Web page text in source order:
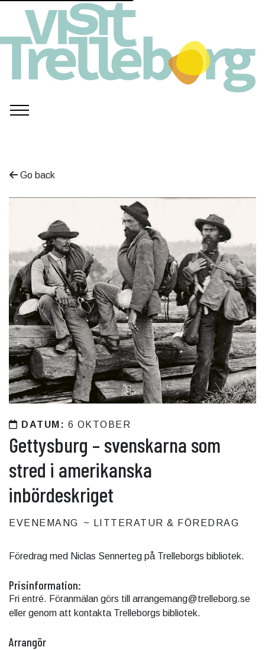
Go back
DATUM: 6 OKTOBER
Gettysburg – svenskarna som
stred i amerikanska
inbördeskriget
EVENEMANG LITTERATUR & FÖREDRAG
Föredrag med Niclas Sennerteg på Trelleborgs bibliotek.
Prisinformation:
Fri entré. Föranmälan görs till arrangemang@trelleborg.se
eller genom att kontakta Trelleborgs bibliotek.
Arrangör